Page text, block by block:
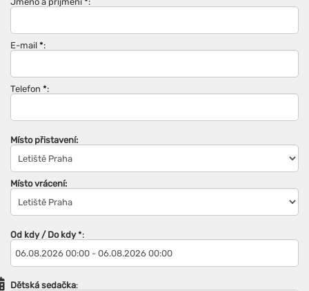
E-mail *:
Telefon *:
Místo přistavení:
Místo vrácení:
Od kdy / Do kdy *:
Dětská sedačka: